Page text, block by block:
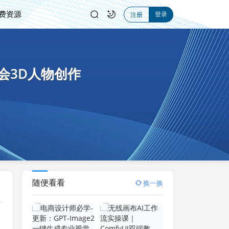
资源 注册 登录
3D人物创作
随便看看 换一换